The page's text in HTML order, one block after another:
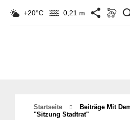
+20°C 0,21 m
Startseite
Beiträge Mit
"Sitzung Stadtrat"